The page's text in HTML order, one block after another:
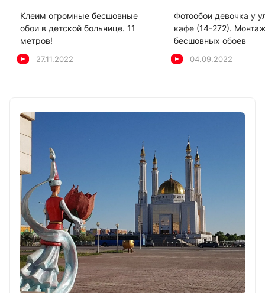
Клеим огромные бесшовные
обои в детской больнице. 11
метров!
27.11.2022
Фотообои девочка у
кафе (14-272).
бесшовных обоев
04.09.2022